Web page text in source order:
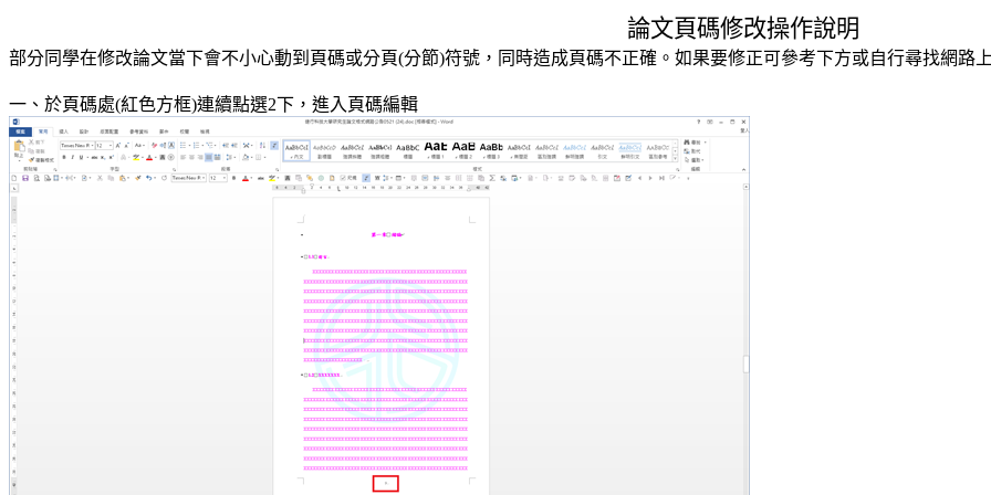
論文頁碼修改操作說明
部分同學在修改論文當下會不小心動到頁碼或分頁(分節)符號，同時造成頁碼不正確。如果要修正可參考下方或自行尋找網路
一、於頁碼處(紅色方框)連續點選2下，進入頁碼編輯